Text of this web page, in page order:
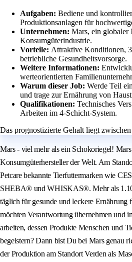
Aufgaben: Bediene und
Produktionsanlagen für
Unternehmen: Mars, ein globaler
Konsumgüterindustrie.
Vorteile: Attraktive Konditionen,
betriebliche Gesundheitsvorsorge.
Weitere Informationen:
werteorientierten
Warum dieser Job: Werde Teil
und trage zur Ernährung von
Qualifikationen: Technisches
Arbeiten im 4-Schicht-System.
Das prognostizierte Gehalt liegt
Mars - viel mehr als ein Schokoriegel!
Konsumgüterhersteller der Welt. Am
Petcare bekannte Tierfuttermarken wie
SHEBA® und WHISKAS®. Mehr als
täglich für gesunde und leckere Ernährung
möchten Verantwortung übernehmen und
arbeiten, dessen Produkte Menschen und
begeistern? Dann bist Du bei Mars genau
der Produktion am Standort Verden als